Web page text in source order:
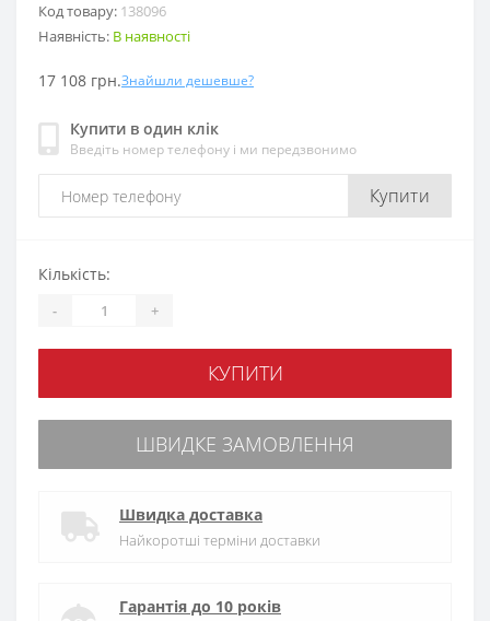
Код товару: 138096
Наявність: В наявності
17 108 грн.Знайшли дешевше?
Купити в один клік
Введіть номер телефону і ми передзвонимо
Купити
Кількість:
- +
КУПИТИ
ШВИДКЕ ЗАМОВЛЕННЯ
Швидка доставка
Найкоротші терміни доставки
Гарантія до 10 років